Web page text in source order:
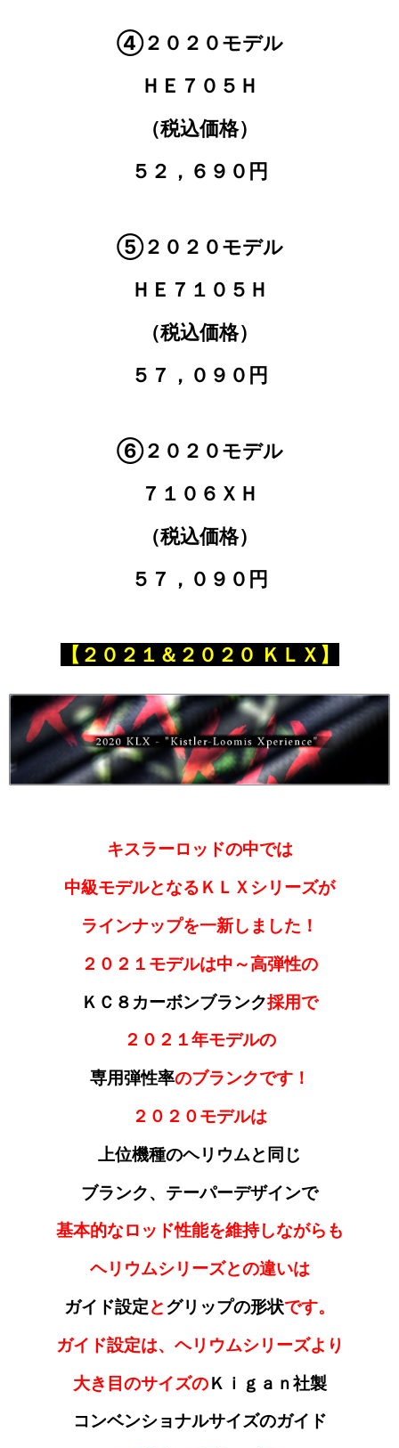
④２０２０モデル
ＨＥ７０５Ｈ
（税込価格）
５２，６９０円
⑤２０２０モデル
ＨＥ７１０５Ｈ
（税込価格）
５７，０９０円
⑥２０２０モデル
７１０６ＸＨ
（税込価格）
５７，０９０円
【２０２１＆２０２０ ＫＬＸ】
キスラーロッドの中では
中級モデルとなるＫＬＸシリーズが
ラインナップを一新しました！
２０２１モデルは中～高弾性の
ＫＣ８カーボンブランク採用で
２０２１年モデルの
専用弾性率のブランクです！
２０２０モデルは
上位機種のヘリウムと同じ
ブランク、テーパーデザインで
基本的なロッド性能を維持しながらも
ヘリウムシリーズとの違いは
ガイド設定とグリップの形状です。
ガイド設定は、ヘリウムシリーズより
大き目のサイズのＫｉｇａｎ社製
コンベンショナルサイズのガイド